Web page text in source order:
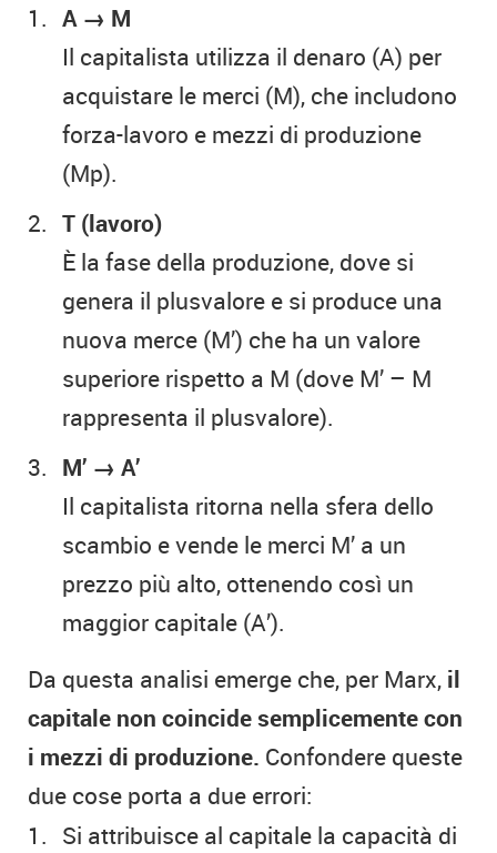
A → M
Il capitalista utilizza il denaro (A) per
acquistare le merci (M), che includono
forza-lavoro e mezzi di produzione
(Mp).
T (lavoro)
È la fase della produzione, dove si
genera il plusvalore e si produce una
nuova merce (M’) che ha un valore
superiore rispetto a M (dove M’ – M
rappresenta il plusvalore).
M’ → A’
Il capitalista ritorna nella sfera dello
scambio e vende le merci M’ a un
prezzo più alto, ottenendo così un
maggior capitale (A’).
Da questa analisi emerge che, per Marx, il
capitale non coincide semplicemente con
i mezzi di produzione. Confondere queste
due cose porta a due errori:
Si attribuisce al capitale la capacità di